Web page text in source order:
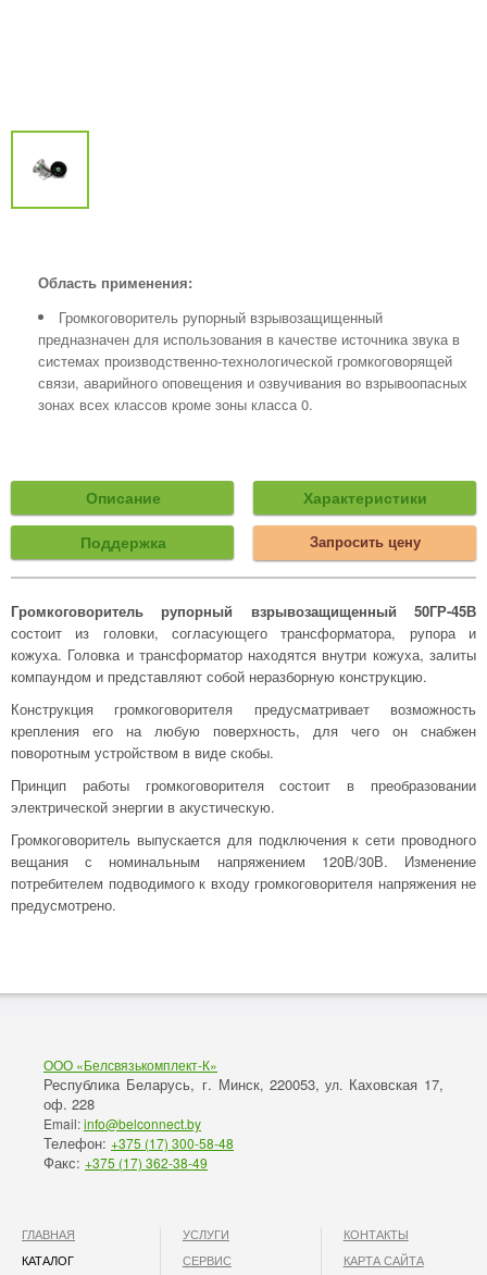
Область применения:
Громкоговоритель рупорный взрывозащищенный
предназначен для использования в качестве источника звука в
системах производственно-технологической громкоговорящей
связи, аварийного оповещения и озвучивания во взрывоопасных
зонах всех классов кроме зоны класса 0.
Описание Характеристики
Поддержка Запросить цену
Громкоговоритель рупорный взрывозащищенный 50ГР-45В
состоит из головки, согласующего трансформатора, рупора и
кожуха. Головка и трансформатор находятся внутри кожуха, залиты
компаундом и представляют собой неразборную конструкцию.
Конструкция громкоговорителя предусматривает возможность
крепления его на любую поверхность, для чего он снабжен
поворотным устройством в виде скобы.
Принцип работы громкоговорителя состоит в преобразовании
электрической энергии в акустическую.
Громкоговоритель выпускается для подключения к сети проводного
вещания с номинальным напряжением 120В/30В. Изменение
потребителем подводимого к входу громкоговорителя напряжения не
предусмотрено.
ООО «Белсвязькомплект-К»
Республика Беларусь, г. Минск, 220053, ул. Каховская 17,
оф. 228
Email:info@belconnect.by
Телефон: +375 (17) 300-58-48
Факс: +375 (17) 362-38-49
ГЛАВНАЯ
КАТАЛОГ
УСЛУГИ
СЕРВИС
КОНТАКТЫ
КАРТА САЙТА